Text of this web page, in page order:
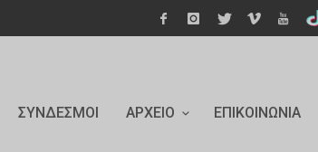
ΣΎΝΔΕΣΜΟΙ ΑΡΧΕΊΟ ΕΠΙΚΟΙΝΩΝΊΑ